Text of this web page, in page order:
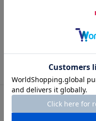
S M
カスタマーレビュー